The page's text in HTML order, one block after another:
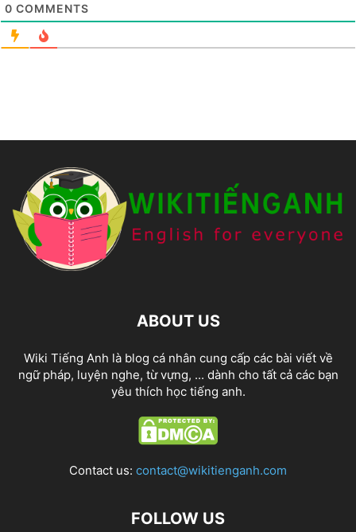
0 COMMENTS
ABOUT US
Wiki Tiếng Anh là blog cá nhân cung cấp các bài viết về
ngữ pháp, luyện nghe, từ vựng, ... dành cho tất cả các bạn
yêu thích học tiếng anh.
Contact us: contact@wikitienganh.com
FOLLOW US